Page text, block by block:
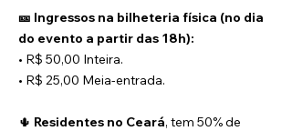
🎫 Ingressos na bilheteria física (no dia
do evento a partir das 18h):
• R$ 50,00 Inteira.
• R$ 25,00 Meia-entrada.
🌵 Residentes no Ceará, tem 50% de